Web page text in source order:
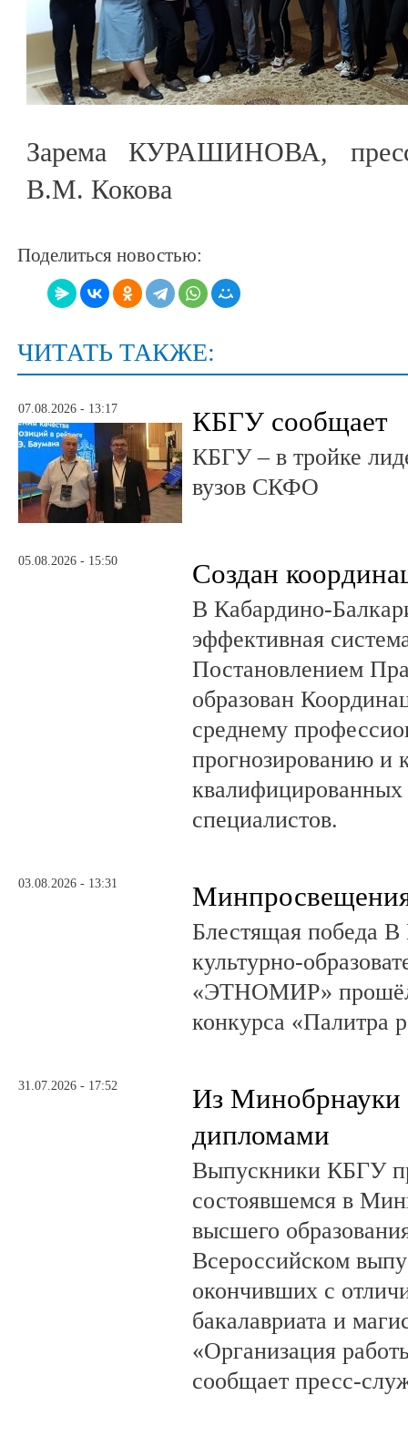
Зарема КУРАШИНОВА,
В.М. Кокова
Поделиться новостью:
ЧИТАТЬ ТАКЖЕ:
07.08.2026 - 13:17 КБГУ сообщает
КБГУ – в тройке
вузов СКФО
05.08.2026 - 15:50 Создан
В Кабардино-
эффективная
Постановлением
образован
среднему
прогнозированию и
квалифицированных
специалистов.
03.08.2026 - 13:31
Блестящая победа В
культурно-
«ЭТНОМИР» прошёл
конкурса «Палитра
31.07.2026 - 17:52
Из Минобрнауки
дипломами
Выпускники КБГУ
состоявшемся в
высшего
Всероссийском
окончивших с
бакалавриата и
«Организация
сообщает пресс-